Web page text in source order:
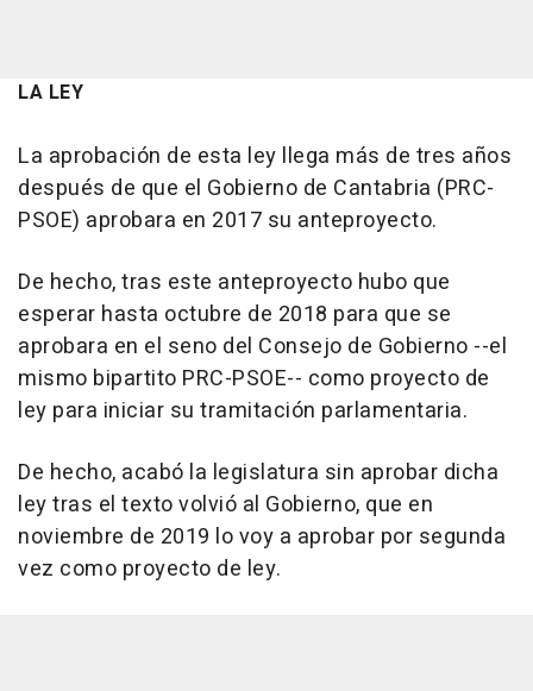
LA LEY
La aprobación de esta ley llega más de tres años
después de que el Gobierno de Cantabria (PRC-
PSOE) aprobara en 2017 su anteproyecto.
De hecho, tras este anteproyecto hubo que
esperar hasta octubre de 2018 para que se
aprobara en el seno del Consejo de Gobierno --el
mismo bipartito PRC-PSOE-- como proyecto de
ley para iniciar su tramitación parlamentaria.
De hecho, acabó la legislatura sin aprobar dicha
ley tras el texto volvió al Gobierno, que en
noviembre de 2019 lo voy a aprobar por segunda
vez como proyecto de ley.